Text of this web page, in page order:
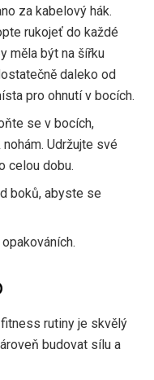
za kabelový hák.
rukojeť do každé
měla být na šířku
daleko od
pro ohnutí v bocích.
se v bocích,
Udržujte své
celou dobu.
boků, abyste se
rutiny je skvělý
budovat sílu a